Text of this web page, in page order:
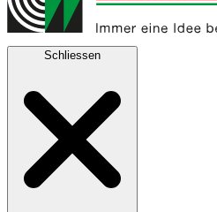
Schliessen